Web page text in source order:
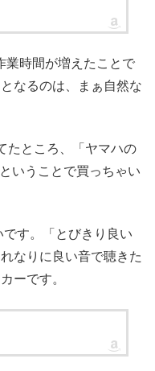
業時間が増えたことで
なるのは、まぁ自然な
たところ、「ヤマハの
いうことで買っちゃい
す。「とびきり良い
なりに良い音で聴きた
ーです。